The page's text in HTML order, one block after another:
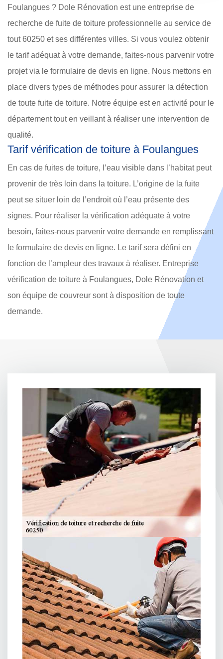
Foulangues ? Dole Rénovation est une entreprise de
recherche de fuite de toiture professionnelle au service de
tout 60250 et ses différentes villes. Si vous voulez obtenir
le tarif adéquat à votre demande, faites-nous parvenir votre
projet via le formulaire de devis en ligne. Nous mettons en
place divers types de méthodes pour assurer la détection
de toute fuite de toiture. Notre équipe est en activité pour le
département tout en veillant à réaliser une intervention de
qualité.
Tarif vérification de toiture à Foulangues
En cas de fuites de toiture, l’eau visible dans l’habitat peut
provenir de très loin dans la toiture. L’origine de la fuite
peut se situer loin de l’endroit où l’eau présente des
signes. Pour réaliser la vérification adéquate à votre
besoin, faites-nous parvenir votre demande en remplissant
le formulaire de devis en ligne. Le tarif sera défini en
fonction de l’ampleur des travaux à réaliser. Entreprise
vérification de toiture à Foulangues, Dole Rénovation et
son équipe de couvreur sont à disposition de toute
demande.